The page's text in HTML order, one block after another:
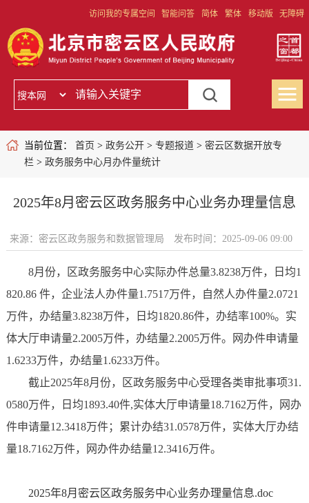
访问我的专属空间 智能问答 简体 繁体 移动版 无障碍
当前位置： 首页 > 政务公开> 专题报道> 密云区数据开放专
栏 > 政务服务中心月办件量统计
2025年8月密云区政务服务中心业务办理量信息
来源：密云区政务服务和数据管理局 发布时间：2025-09-06 09:00
8月份，区政务服务中心实际办件总量3.8238万件，日均1
820.86 件，企业法人办件量1.7517万件，自然人办件量2.0721
万件，办结量3.8238万件，日均1820.86件，办结率100%。实
体大厅申请量2.2005万件，办结量2.2005万件。网办件申请量
1.6233万件，办结量1.6233万件。
截止2025年8月份，区政务服务中心受理各类审批事项31.
0580万件，日均1893.40件,实体大厅申请量18.7162万件，网办
件申请量12.3418万件；累计办结31.0578万件，实体大厅办结
量18.7162万件，网办件办结量12.3416万件。
2025年8月密云区政务服务中心业务办理量信息.doc